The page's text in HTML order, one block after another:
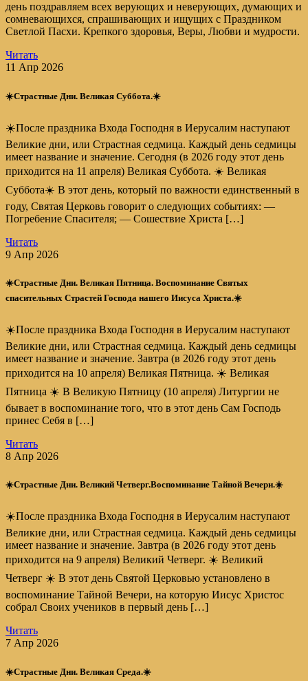
день поздравляем всех верующих и неверующих, думающих и
сомневающихся, спрашивающих и ищущих с Праздником
Светлой Пасхи. Крепкого здоровья, Веры, Любви и мудрости.
Читать
11 Апр 2026
☀️Страстные Дни. Великая Суббота.☀️
☀️После праздника Входа Господня в Иерусалим наступают
Великие дни, или Страстная седмица. Каждый день седмицы
имеет название и значение. Сегодня (в 2026 году этот день
приходится на 11 апреля) Великая Суббота. ☀️ Великая
Суббота☀️ В этот день, который по важности единственный в
году, Святая Церковь говорит о следующих событиях: —
Погребение Спасителя; — Сошествие Христа […]
Читать
9 Апр 2026
☀️Страстные Дни. Великая Пятница. Воспоминание Святых
спасительных Страстей Господа нашего Иисуса Христа.☀️
☀️После праздника Входа Господня в Иерусалим наступают
Великие дни, или Страстная седмица. Каждый день седмицы
имеет название и значение. Завтра (в 2026 году этот день
приходится на 10 апреля) Великая Пятница. ☀️ Великая
Пятница ☀️ В Великую Пятницу (10 апреля) Литургии не
бывает в воспоминание того, что в этот день Сам Господь
принес Себя в […]
Читать
8 Апр 2026
☀️Страстные Дни. Великий Четверг.Воспоминание Тайной Вечери.☀️
☀️После праздника Входа Господня в Иерусалим наступают
Великие дни, или Страстная седмица. Каждый день седмицы
имеет название и значение. Завтра (в 2026 году этот день
приходится на 9 апреля) Великий Четверг. ☀️ Великий
Четверг ☀️ В этот день Святой Церковью установлено в
воспоминание Тайной Вечери, на которую Иисус Христос
собрал Своих учеников в первый день […]
Читать
7 Апр 2026
☀️Страстные Дни. Великая Среда.☀️